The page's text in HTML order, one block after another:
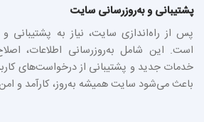
پشتیبانی و به‌روزرسانی سایت
پس از راه‌اندازی سایت، نیاز به پشتیبانی
است. این شامل به‌روزرسانی اطلاعات،
خدمات جدید و پشتیبانی از درخواست‌های
باعث می‌شود سایت همیشه به‌روز، کارآمد و